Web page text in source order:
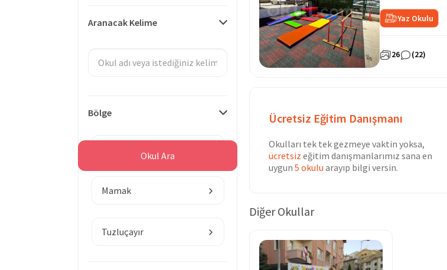
Aranacak Kelime
Bölge
Mamak
Tuzluçayır
Okul Ara
Yaz Okulu
26 (22)
Ücretsiz Eğitim Danışmanı
Okulları tek tek gezmeye vaktin yoksa,
ücretsiz eğitim danışmanlarımız sana en
uygun 5 okulu arayıp bilgi versin.
Diğer Okullar